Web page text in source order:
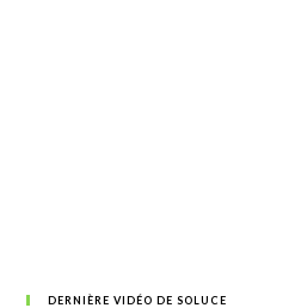
DERNIÈRE VIDÉO DE SOLUCE